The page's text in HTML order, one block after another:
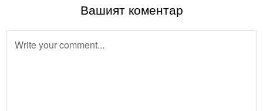
Вашият коментар